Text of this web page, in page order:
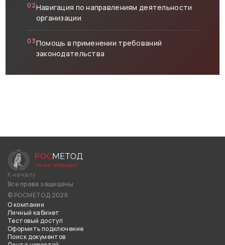
02Навигация по направлениям деятельности
организации
03Помощь в применении требований
законодательства
К началу
Все права защищены
© РОСМЕТОД 2026
О компании
Личный кабинет
Тестовый доступ
Оформить подключение
Поиск документов